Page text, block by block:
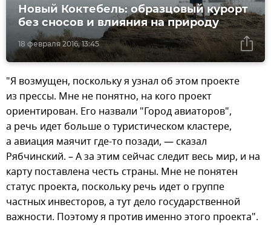
18 февраля 2016, 13:45
Новый Коктебель: образцовый курорт
без сносов и влияния на природу
"Я возмущен, поскольку я узнал об этом проекте
из прессы. Мне не понятно, на кого проект
ориентирован. Его назвали "Город авиаторов",
а речь идет больше о туристическом кластере,
а авиация маячит где-то позади, — сказал
Рябчинский. – А за этим сейчас следит весь мир, и на
карту поставлена честь страны. Мне не понятен
статус проекта, поскольку речь идет о группе
частных инвесторов, а тут дело государственной
важности. Поэтому я против именно этого проекта".